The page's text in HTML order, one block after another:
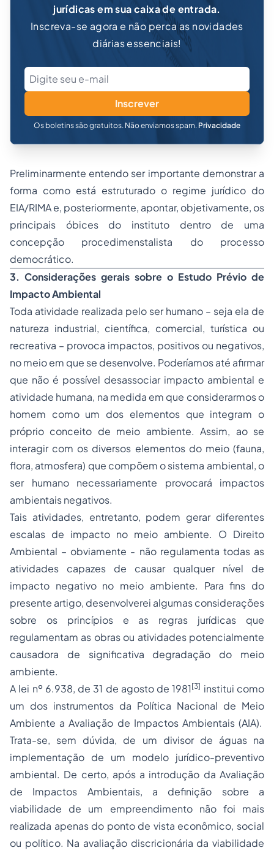
jurídicas em sua caixa de entrada.
Inscreva-se agora e não perca as novidades
diárias essenciais!
Inscrever
Os boletins são gratuitos. Não enviamos spam. Privacidade
Preliminarmente entendo ser importante demonstrar a
forma como está estruturado o regime jurídico do
EIA/RIMA e, posteriormente, apontar, objetivamente, os
principais óbices do instituto dentro de uma
concepção procedimenstalista do processo
democrático.
3. Considerações gerais sobre o Estudo Prévio de
Impacto Ambiental
Toda atividade realizada pelo ser humano – seja ela de
natureza industrial, científica, comercial, turística ou
recreativa – provoca impactos, positivos ou negativos,
no meio em que se desenvolve. Poderíamos até afirmar
que não é possível desassociar impacto ambiental e
atividade humana, na medida em que considerarmos o
homem como um dos elementos que integram o
próprio conceito de meio ambiente. Assim, ao se
interagir com os diversos elementos do meio (fauna,
flora, atmosfera) que compõem o sistema ambiental, o
ser humano necessariamente provocará impactos
ambientais negativos.
Tais atividades, entretanto, podem gerar diferentes
escalas de impacto no meio ambiente. O Direito
Ambiental – obviamente - não regulamenta todas as
atividades capazes de causar qualquer nível de
impacto negativo no meio ambiente. Para fins do
presente artigo, desenvolverei algumas considerações
sobre os princípios e as regras jurídicas que
regulamentam as obras ou atividades potencialmente
causadora de significativa degradação do meio
ambiente.
A lei nº 6.938, de 31 de agosto de 1981[3] institui como
um dos instrumentos da Política Nacional de Meio
Ambiente a Avaliação de Impactos Ambientais (AIA).
Trata-se, sem dúvida, de um divisor de águas na
implementação de um modelo jurídico-preventivo
ambiental. De certo, após a introdução da Avaliação
de Impactos Ambientais, a definição sobre a
viabilidade de um empreendimento não foi mais
realizada apenas do ponto de vista econômico, social
ou político. Na avaliação discricionária da viabilidade